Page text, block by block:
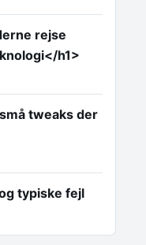
rejse
h1>
tweaks der
typiske fejl